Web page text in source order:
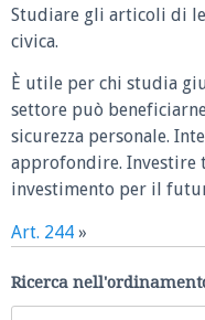
Studiare gli articoli di
civica.
È utile per chi studia
settore può
sicurezza personale.
approfondire. Investire
investimento per il
Art. 244 »
Ricerca